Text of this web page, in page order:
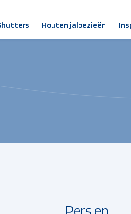
Houten jaloezieën
Pers en